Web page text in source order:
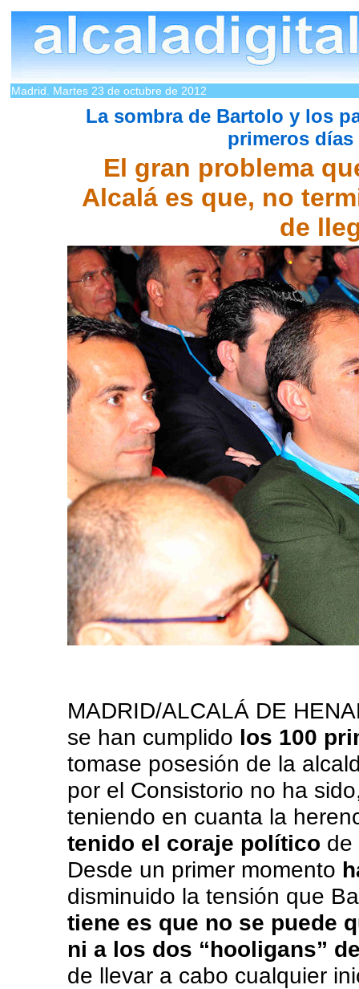
Madrid. Martes 23 de octubre de 2012
La sombra de Bartolo y los
primeros
El gran problema
Alcalá es que, no
de
MADRID/ALCALÁ DE
se han cumplido los 100
tomase posesión de la
por el Consistorio no ha
teniendo en cuanta la
tenido el coraje político de
Desde un primer momento
disminuido la tensión que
tiene es que no se puede
ni a los dos “hooligans”
de llevar a cabo cualquier